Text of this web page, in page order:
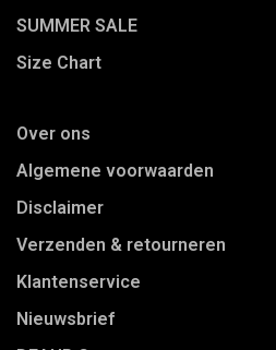
SUMMER SALE
Size Chart
Over ons
Algemene voorwaarden
Disclaimer
Verzenden & retourneren
Klantenservice
Nieuwsbrief